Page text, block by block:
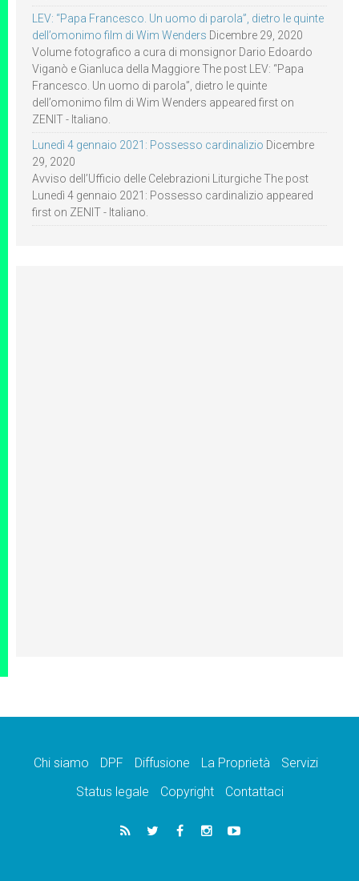
LEV: “Papa Francesco. Un uomo di parola”, dietro le quinte
dell’omonimo film di Wim Wenders Dicembre 29, 2020
Volume fotografico a cura di monsignor Dario Edoardo
Viganò e Gianluca della Maggiore The post LEV: “Papa
Francesco. Un uomo di parola”, dietro le quinte
dell’omonimo film di Wim Wenders appeared first on
ZENIT - Italiano.
Lunedì 4 gennaio 2021: Possesso cardinalizio Dicembre
29, 2020
Avviso dell’Ufficio delle Celebrazioni Liturgiche The post
Lunedì 4 gennaio 2021: Possesso cardinalizio appeared
first on ZENIT - Italiano.
Chi siamo DPF Diffusione La Proprietà
Servizi
Status legale
Copyright Contattaci